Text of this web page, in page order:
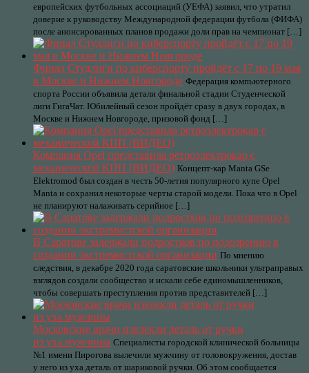
европейских футбольных ассоциаций (УЕФА) заявил, что утратил
доверие к руководству Международной федерации футбола (ФИФА)
после анонсированных планов продажи доли прав на чемпионат […]
Финал Студлиги по киберспорту пройдёт с 17 по 19 мая
в Москве и Нижнем Новгороде Федерация компьютерного
спорта России объявила детали финальной стадии Студенческой
лиги ГигаЧат. Юбилейный сезон пройдёт сразу в двух городах, в
Москве и Нижнем Новгороде, призовой фонд […]
Компания Opel представила ретроэлектрокар с
механической КПП (ВИДЕО) Концепт-кар Manta GSe
Elektromod был создан в честь 50-летия популярного купе Opel
Manta и сохранил некоторые черты старой модели. Пока что в Opel
не планируют налаживать серийное […]
В Саратове задержали подростков по подозрению в
создании экстремистской организации По мнению
следствия, в декабре 2020 года саратовские школьники ультраправых
взглядов создали сообщество и искали себе единомышленников,
чтобы совершать преступления против представителей […]
Московские врачи извлекли деталь от ручки
из уха мужчины Специалисты городской клинической больницы
№1 имени Пирогова вылечили мужчину от головокружения, достав
у него из уха деталь от шариковой ручки. Об этом сообщается